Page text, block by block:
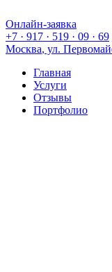
Онлайн-заявка
+7 · 917 · 519 · 09 · 69
Москва, ул.
Главная
Услуги
Отзывы
Портфолио